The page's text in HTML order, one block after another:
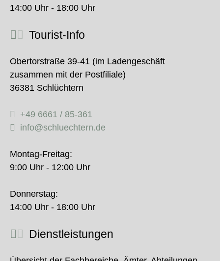
14:00 Uhr - 18:00 Uhr
Tourist-Info
Obertorstraße 39-41 (im Ladengeschäft
zusammen mit der Postfiliale)
36381 Schlüchtern
+49 6661 / 85-361
info@schluechtern.de
Montag-Freitag:
9:00 Uhr - 12:00 Uhr
Donnerstag:
14:00 Uhr - 18:00 Uhr
Dienstleistungen